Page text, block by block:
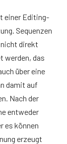
einer Editing-
Sequenzen
direkt
werden, das
über eine
damit auf
Nach der
entweder
es können
erzeugt